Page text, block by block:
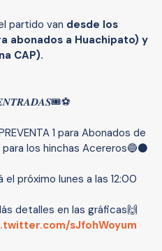
partido van desde los
abonados a Huachipato) y
CAP).
1 para Abonados de
para los hinchas Acereros🔵⚫️
próximo lunes a las 12:00
detalles en las gráficas🙌
sJfohWoyum